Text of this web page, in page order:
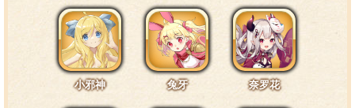
小邪神 兔牙 奈罗花